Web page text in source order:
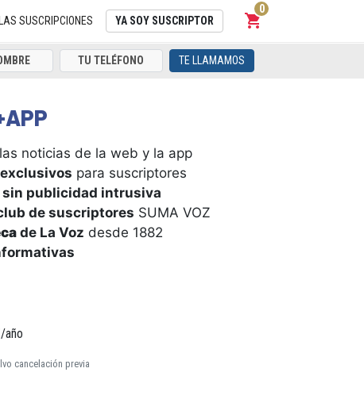
SUSCRIPCIONES YA SOY SUSCRIPTOR shopping_cart
Carrito
0
TE LLAMAMOS
noticias de la web y la app
para suscriptores
sin publicidad intrusiva
de suscriptores SUMA VOZ
de La Voz desde 1882
año
cancelación previa